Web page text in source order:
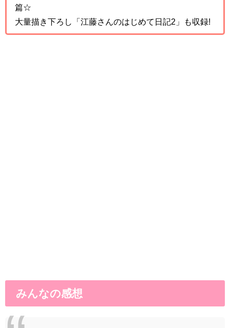
篇☆
大量描き下ろし「江藤さんのはじめて日記2」も収録!
みんなの感想